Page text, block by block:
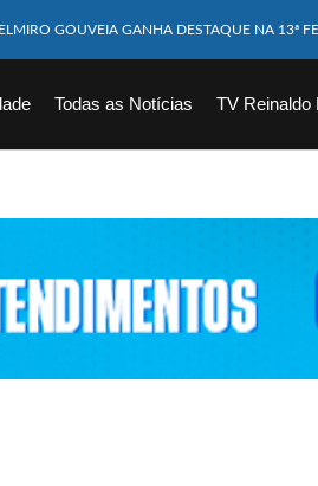
FAZER FOTO
EM BARRAGEM NO INTERIOR DE ALAGOAS
Todas as Notícias TV Reinaldo